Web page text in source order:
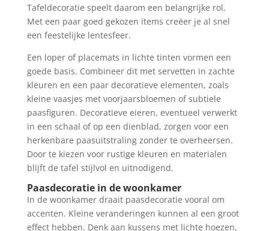
Tafeldecoratie speelt daarom een belangrijke rol.
Met een paar goed gekozen items creëer je al snel
een feestelijke lentesfeer.
Een loper of placemats in lichte tinten vormen een
goede basis. Combineer dit met servetten in zachte
kleuren en een paar decoratieve elementen, zoals
kleine vaasjes met voorjaarsbloemen of subtiele
paasfiguren. Decoratieve eieren, eventueel verwerkt
in een schaal of op een dienblad, zorgen voor een
herkenbare paasuitstraling zonder te overheersen.
Door te kiezen voor rustige kleuren en materialen
blijft de tafel stijlvol en uitnodigend.
Paasdecoratie in de woonkamer
In de woonkamer draait paasdecoratie vooral om
accenten. Kleine veranderingen kunnen al een groot
effect hebben. Denk aan kussens met lichte hoezen,